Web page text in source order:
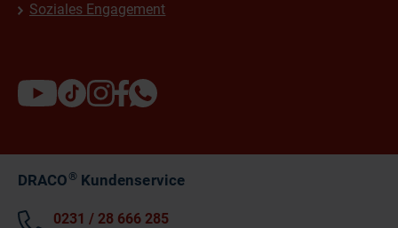
Soziales Engagement
DRACO®Kundenservice
0231 / 28 666 285